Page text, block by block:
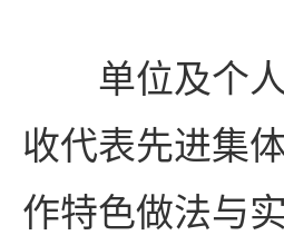
单位及个
收代表先进集
作特色做法与